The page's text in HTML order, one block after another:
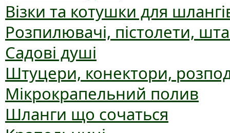
Візки та котушки для
Розпилювачі, пістолети,
Садові душі
Штуцери, конектори,
Мікрокрапельний полив
Шланги що сочаться